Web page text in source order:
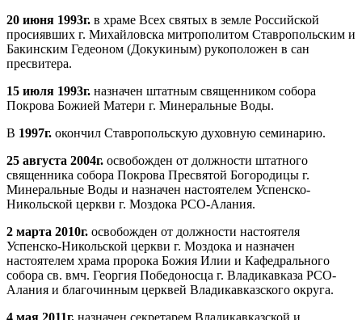
20 июня 1993г. в храме Всех святых в земле Российской
просиявших г. Михайловска митрополитом Ставропольским и
Бакинским Гедеоном (Докукиным) рукоположен в сан
пресвитера.
15 июля 1993г. назначен штатным священником собора
Покрова Божией Матери г. Минеральные Воды.
В 1997г. окончил Ставропольскую духовную семинарию.
25 августа 2004г. освобожден от должности штатного
священника собора Покрова Пресвятой Богородицы г.
Минеральные Воды и назначен настоятелем Успенско-
Никольской церкви г. Моздока РСО-Алания.
2 марта 2010г. освобожден от должности настоятеля
Успенско-Никольской церкви г. Моздока и назначен
настоятелем храма пророка Божия Илии и Кафедрального
собора св. вмч. Георгия Победоносца г. Владикавказа РСО-
Алания и благочинным церквей Владикавказского округа.
4 мая 2011г. назначен секретарем Владикавказской и